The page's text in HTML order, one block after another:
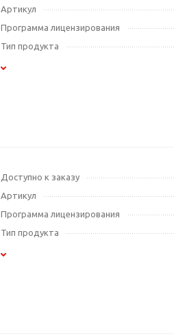
Артикул
Программа лицензирования
Тип продукта
Доступно к заказу
Артикул
Программа лицензирования
Тип продукта